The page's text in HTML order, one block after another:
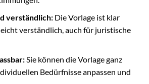
verständlich:Die Vorlage ist klar
verständlich, auch für juristische
Sie können die Vorlage ganz
Bedürfnisse anpassen und